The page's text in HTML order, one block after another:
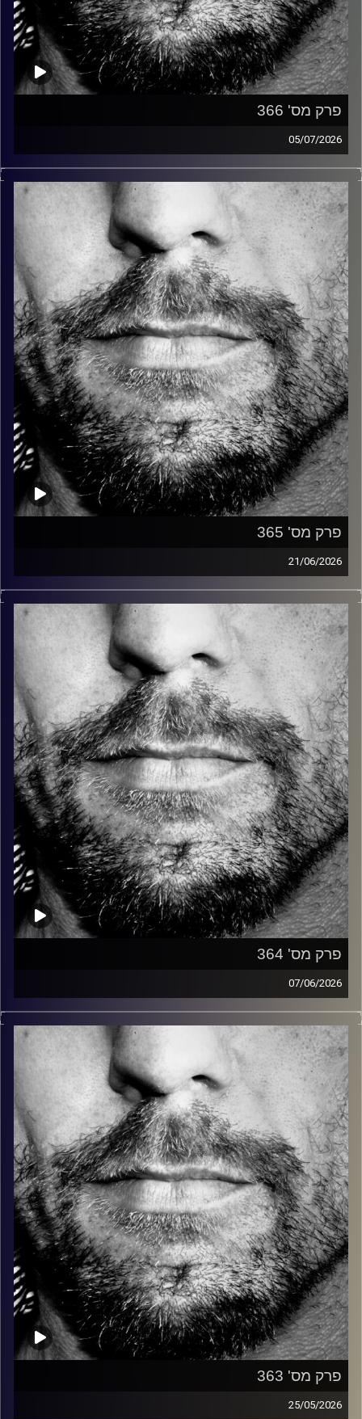
פרק מס' 366
05/07/2026
זיפים, מוזיקה מחוספסת של הופעות חיות. הרבה ג'אם, רוק,
בלוז, bluegrass, ג'אז, Fאנק, פרוגרסיב ואפילו אלקטרוניקה.
כל מה שחי, אמיתי ונושם.
עם שמוליק רגב.
קרדיט תמונות: David Goehring
פרק מס' 365
21/06/2026
זיפים, מוזיקה מחוספסת של הופעות חיות. הרבה ג'אם, רוק,
בלוז, bluegrass, ג'אז, Fאנק, פרוגרסיב ואפילו אלקטרוניקה.
כל מה שחי, אמיתי ונושם.
עם שמוליק רגב.
קרדיט תמונות: David Goehring
פרק מס' 364
07/06/2026
זיפים, מוזיקה מחוספסת של הופעות חיות. הרבה ג'אם, רוק,
בלוז, bluegrass, ג'אז, Fאנק, פרוגרסיב ואפילו אלקטרוניקה.
כל מה שחי, אמיתי ונושם.
עם שמוליק רגב.
קרדיט תמונות: David Goehring
פרק מס' 363
25/05/2026